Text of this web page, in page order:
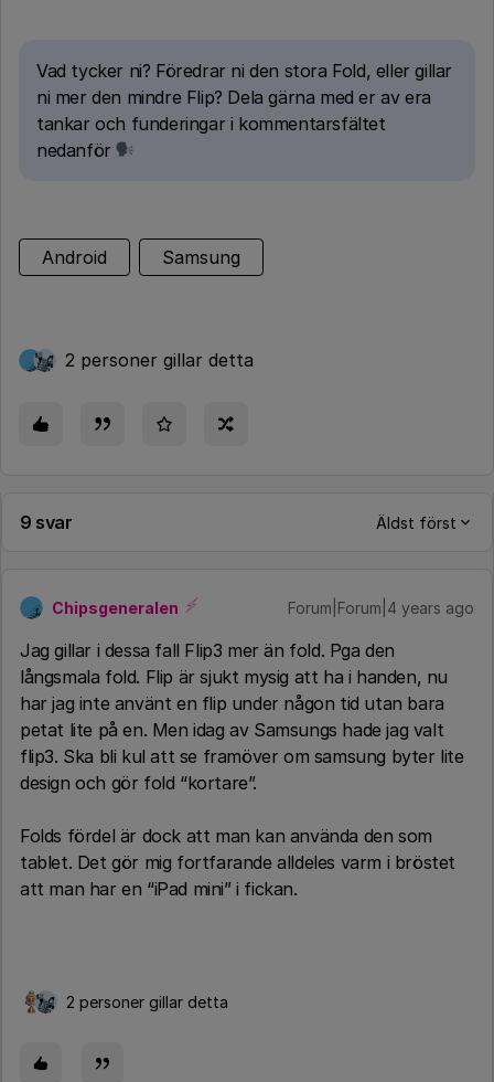
Vad tycker ni? Föredrar ni den stora Fold, eller gillar
ni mer den mindre Flip? Dela gärna med er av era
tankar och funderingar i kommentarsfältet
nedanför
Android Samsung
2 personer gillar detta
9 svar Äldst först
Chipsgeneralen Forum|Forum|4 years ago
Jag gillar i dessa fall Flip3 mer än fold. Pga den
långsmala fold. Flip är sjukt mysig att ha i handen, nu
har jag inte använt en flip under någon tid utan bara
petat lite på en. Men idag av Samsungs hade jag valt
flip3. Ska bli kul att se framöver om samsung byter lite
design och gör fold “kortare”.
Folds fördel är dock att man kan använda den som
tablet. Det gör mig fortfarande alldeles varm i bröstet
att man har en “iPad mini” i fickan.
2 personer gillar detta